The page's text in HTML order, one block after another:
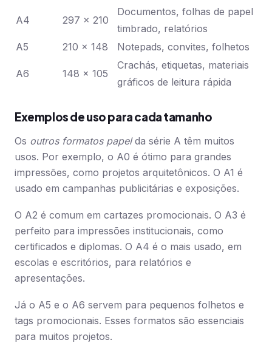
A4 297 x 210
Documentos, folhas de papel
timbrado, relatórios
A5
210 x 148 Notepads, convites, folhetos
A6 148 x 105
Crachás, etiquetas, materiais
gráficos de leitura rápida
Exemplos de uso para cada tamanho
Os outros formatos papelda série A têm muitos
usos. Por exemplo, o A0 é ótimo para grandes
impressões, como projetos arquitetônicos. O A1 é
usado em campanhas publicitárias e exposições.
O A2 é comum em cartazes promocionais. O A3 é
perfeito para impressões institucionais, como
certificados e diplomas. O A4 é o mais usado, em
escolas e escritórios, para relatórios e
apresentações.
Já o A5 e o A6 servem para pequenos folhetos e
tags promocionais. Esses formatos são essenciais
para muitos projetos.